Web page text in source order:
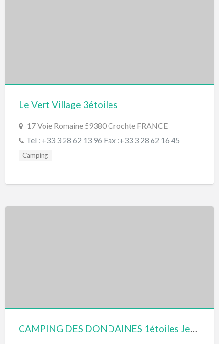
Le Vert Village 3étoiles
17 Voie Romaine 59380 Crochte FRANCE
Tel : +33 3 28 62 13 96 Fax :+33 3 28 62 16 45
Camping